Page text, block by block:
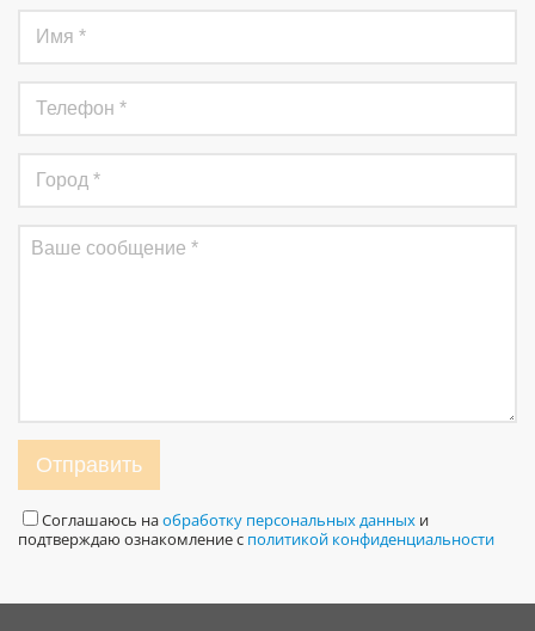
Отправить
Соглашаюсь наобработку персональных данных и
подтверждаю ознакомление с политикой конфиденциальности